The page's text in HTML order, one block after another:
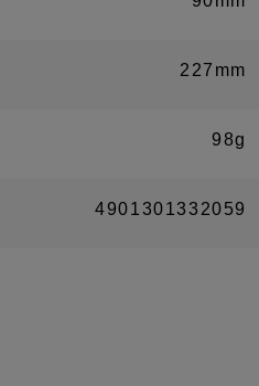
227mm
98g
4901301332059